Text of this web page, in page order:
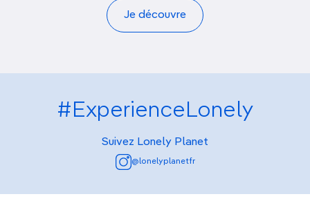
Je découvre
#ExperienceLonely
Suivez Lonely Planet
@lonelyplanetfr